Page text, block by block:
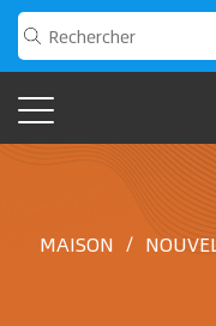
MAISON /